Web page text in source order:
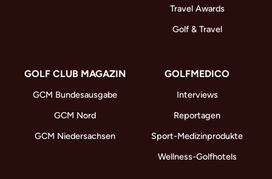
Travel Awards
Golf & Travel
GOLF CLUB MAGAZIN
GCM Bundesausgabe
GCM Nord
GCM Niedersachsen
GOLFMEDICO
Interviews
Reportagen
Sport-Medizinprodukte
Wellness-Golfhotels